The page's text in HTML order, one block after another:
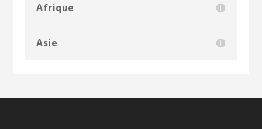
Afrique
Asie